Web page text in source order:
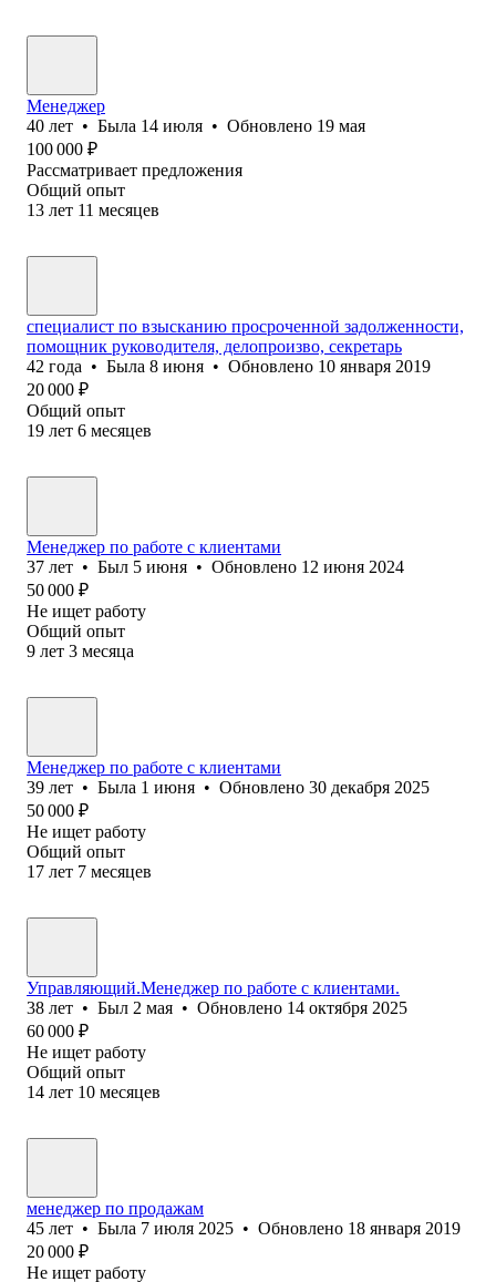
Менеджер
40 лет • Была 14 июля • Обновлено 19 мая
100 000 ₽
Рассматривает предложения
Общий опыт
13 лет 11 месяцев
специалист по взысканию просроченной задолженности,
помощник руководителя, делопроизво, секретарь
42 года • Была 8 июня • Обновлено 10 января 2019
20 000 ₽
Общий опыт
19 лет 6 месяцев
Менеджер по работе с клиентами
37 лет • Был 5 июня • Обновлено 12 июня 2024
50 000 ₽
Не ищет работу
Общий опыт
9 лет 3 месяца
Менеджер по работе с клиентами
39 лет • Была 1 июня • Обновлено 30 декабря 2025
50 000 ₽
Не ищет работу
Общий опыт
17 лет 7 месяцев
Управляющий.Менеджер по работе с клиентами.
38 лет • Был 2 мая • Обновлено 14 октября 2025
60 000 ₽
Не ищет работу
Общий опыт
14 лет 10 месяцев
менеджер по продажам
45 лет • Была 7 июля 2025 • Обновлено 18 января 2019
20 000 ₽
Не ищет работу